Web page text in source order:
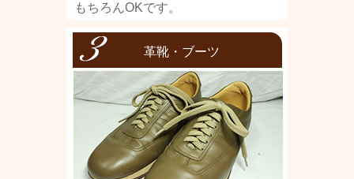
もちろんOKです。
革靴・ブーツ